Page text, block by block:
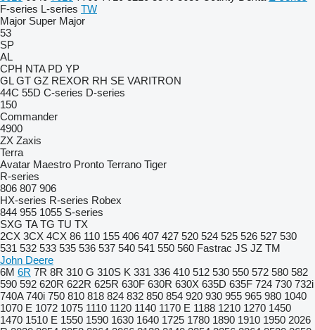
F-series L-series TW
Major Super Major
53
SP
AL
CPH NTA PD YP
GL GT GZ REXOR RH SE VARITRON
44C 55D C-series D-series
150
Commander
4900
ZX Zaxis
Terra
Avatar Maestro Pronto Terrano Tiger
R-series
806 807 906
HX-series R-series Robex
844 955 1055 S-series
SXG TA TG TU TX
2CX 3CX 4CX 86 110 155 406 407 427 520 524 525 526 527 530
531 532 533 535 536 537 540 541 550 560 Fastrac JS JZ TM
John Deere
6M 6R 7R 8R 310 G 310S K 331 336 410 512 530 550 572 580 582
590 592 620R 622R 625R 630F 630R 630X 635D 635F 724 730 732i
740A 740i 750 810 818 824 832 850 854 920 930 955 965 980 1040
1070 E 1072 1075 1110 1120 1140 1170 E 1188 1210 1270 1450
1470 1510 E 1550 1590 1630 1640 1725 1780 1890 1910 1950 2026